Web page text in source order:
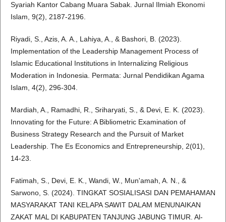
Syariah Kantor Cabang Muara Sabak. Jurnal Ilmiah Ekonomi
Islam, 9(2), 2187-2196.
Riyadi, S., Azis, A. A., Lahiya, A., & Bashori, B. (2023).
Implementation of the Leadership Management Process of
Islamic Educational Institutions in Internalizing Religious
Moderation in Indonesia. Permata: Jurnal Pendidikan Agama
Islam, 4(2), 296-304.
Mardiah, A., Ramadhi, R., Sriharyati, S., & Devi, E. K. (2023).
Innovating for the Future: A Bibliometric Examination of
Business Strategy Research and the Pursuit of Market
Leadership. The Es Economics and Entrepreneurship, 2(01),
14-23.
Fatimah, S., Devi, E. K., Wandi, W., Mun'amah, A. N., &
Sarwono, S. (2024). TINGKAT SOSIALISASI DAN PEMAHAMAN
MASYARAKAT TANI KELAPA SAWIT DALAM MENUNAIKAN
ZAKAT MAL DI KABUPATEN TANJUNG JABUNG TIMUR. Al-